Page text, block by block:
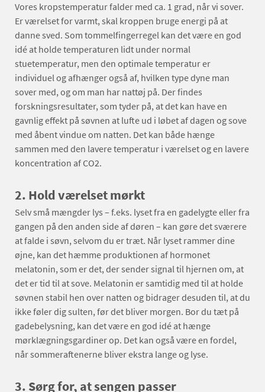
Vores kropstemperatur falder med ca. 1 grad, når vi sover.
Er værelset for varmt, skal kroppen bruge energi på at
danne sved. Som tommelfingerregel kan det være en god
idé at holde temperaturen lidt under normal
stuetemperatur, men den optimale temperatur er
individuel og afhænger også af, hvilken type dyne man
sover med, og om man har nattøj på. Der findes
forskningsresultater, som tyder på, at det kan have en
gavnlig effekt på søvnen at lufte ud i løbet af dagen og sove
med åbent vindue om natten. Det kan både hænge
sammen med den lavere temperatur i værelset og en lavere
koncentration af CO2.
2. Hold værelset mørkt
Selv små mængder lys – f.eks. lyset fra en gadelygte eller fra
gangen på den anden side af døren – kan gøre det sværere
at falde i søvn, selvom du er træt. Når lyset rammer dine
øjne, kan det hæmme produktionen af hormonet
melatonin, som er det, der sender signal til hjernen om, at
det er tid til at sove. Melatonin er samtidig med til at holde
søvnen stabil hen over natten og bidrager desuden til, at du
ikke føler dig sulten, før det bliver morgen. Bor du tæt på
gadebelysning, kan det være en god idé at hænge
mørklægningsgardiner op. Det kan også være en fordel,
når sommeraftenerne bliver ekstra lange og lyse.
3. Sørg for, at sengen passer